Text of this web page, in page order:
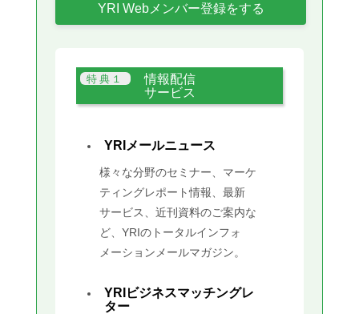
YRI Webメンバー登録をする
情報配信
サービス
YRIメールニュース
様々な分野のセミナー、マーケ
ティングレポート情報、最新
サービス、近刊資料のご案内な
ど、YRIのトータルインフォ
メーションメールマガジン。
YRIビジネスマッチングレ
ター